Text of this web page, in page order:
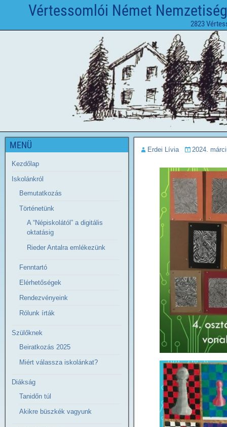
Vértessomlói Német
2823
Erdei Lívia 2024.
MENÜ
Kezdőlap
Iskolánkról
Bemutatkozás
Történetünk
A “Népiskolától” a digitális
oktatásig
Rieder Antalra emlékezünk
Fenntartó
Elérhetőségek
Rendezvényeink
Rólunk írták
Szülőknek
Beiratkozás 2025
Miért válassza iskolánkat?
Diákság
Tanidőn túl
Akikre büszkék vagyunk